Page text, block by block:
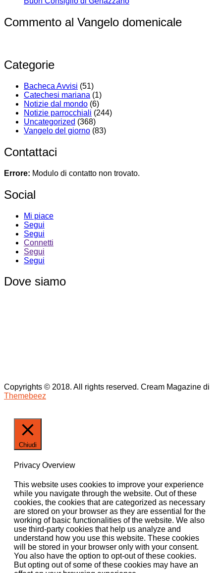
Commento al Vangelo domenicale
Categorie
Bacheca Avvisi (51)
Catechesi mariana (1)
Notizie dal mondo (6)
Notizie parrocchiali (244)
Uncategorized (368)
Vangelo del giorno (83)
Contattaci
Errore: Modulo di contatto non trovato.
Social
Mi piace
Segui
Segui
Connetti
Segui
Segui
Dove siamo
Copyrights © 2018. All rights reserved. Cream Magazine di
Themebeez
Chiudi
Privacy Overview
This website uses cookies to improve your experience
while you navigate through the website. Out of these
cookies, the cookies that are categorized as necessary
are stored on your browser as they are essential for the
working of basic functionalities of the website. We also
use third-party cookies that help us analyze and
understand how you use this website. These cookies
will be stored in your browser only with your consent.
You also have the option to opt-out of these cookies.
But opting out of some of these cookies may have an